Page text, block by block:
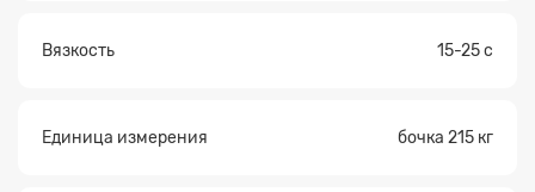
Вязкость 15-25 с
Единица измерения бочка 215 кг